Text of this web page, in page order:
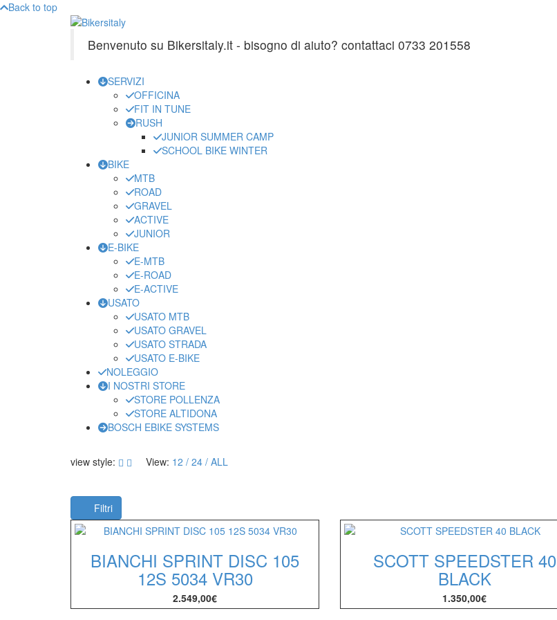
Back to top
Benvenuto su Bikersitaly.it - bisogno di aiuto? contattaci 0733 201558
SERVIZI
OFFICINA
FIT IN TUNE
RUSH
JUNIOR SUMMER CAMP
SCHOOL BIKE WINTER
BIKE
MTB
ROAD
GRAVEL
ACTIVE
JUNIOR
E-BIKE
E-MTB
E-ROAD
E-ACTIVE
USATO
USATO MTB
USATO GRAVEL
USATO STRADA
USATO E-BIKE
NOLEGGIO
I NOSTRI STORE
STORE POLLENZA
STORE ALTIDONA
BOSCH EBIKE SYSTEMS
view style: View: 12 24 ALL
Filtri
BIANCHI SPRINT DISC 105
12S 5034 VR30
2.549,00€
SCOTT SPEEDSTER 40
BLACK
1.350,00€